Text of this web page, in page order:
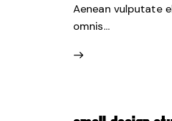
Aenean vulputate
omnis…